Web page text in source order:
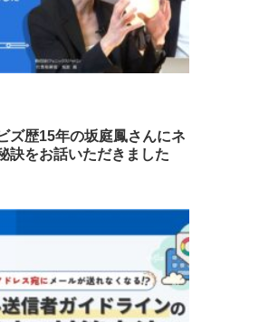
ズ歴15年の坂庭鳳さんにネ
訣をお話いただきました